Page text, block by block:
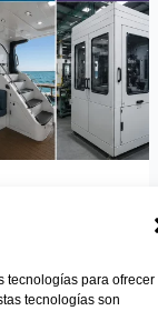
tecnologías para ofrecer
tecnologías son
durabilidad y